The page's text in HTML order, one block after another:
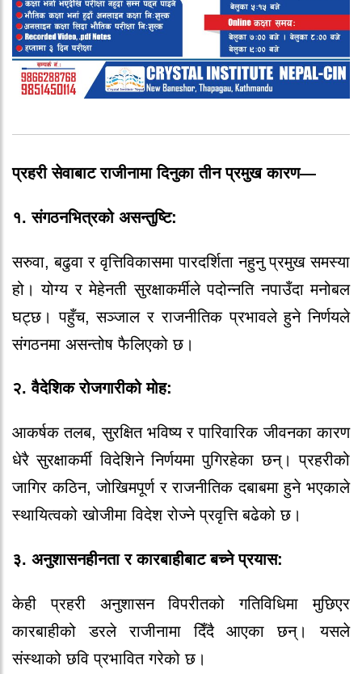
प्रहरी सेवाबाट राजीनामा दिनुका तीन प्रमुख कारण—
१. संगठनभित्रको असन्तुष्टि:
सरुवा, बढुवा र वृत्तिविकासमा पारदर्शिता नहुनु प्रमुख समस्या
हो। योग्य र मेहेनती सुरक्षाकर्मीले पदोन्नति नपाउँदा मनोबल
घट्छ। पहुँच, सञ्जाल र राजनीतिक प्रभावले हुने निर्णयले
संगठनमा असन्तोष फैलिएको छ।
२. वैदेशिक रोजगारीको मोह:
आकर्षक तलब, सुरक्षित भविष्य र पारिवारिक जीवनका कारण
धेरै सुरक्षाकर्मी विदेशिने निर्णयमा पुगिरहेका छन्। प्रहरीको
जागिर कठिन, जोखिमपूर्ण र राजनीतिक दबाबमा हुने भएकाले
स्थायित्वको खोजीमा विदेश रोज्ने प्रवृत्ति बढेको छ।
३. अनुशासनहीनता र कारबाहीबाट बच्ने प्रयास:
केही प्रहरी अनुशासन विपरीतको गतिविधिमा मुछिएर
कारबाहीको डरले राजीनामा दिँदै आएका छन्। यसले
संस्थाको छवि प्रभावित गरेको छ।